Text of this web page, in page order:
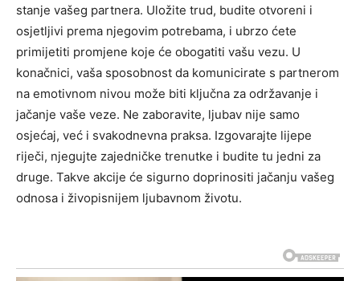
stanje vašeg partnera. Uložite trud, budite otvoreni i
osjetljivi prema njegovim potrebama, i ubrzo ćete
primijetiti promjene koje će obogatiti vašu vezu. U
konačnici, vaša sposobnost da komunicirate s partnerom
na emotivnom nivou može biti ključna za održavanje i
jačanje vaše veze. Ne zaboravite, ljubav nije samo
osjećaj, već i svakodnevna praksa. Izgovarajte lijepe
riječi, njegujte zajedničke trenutke i budite tu jedni za
druge. Takve akcije će sigurno doprinositi jačanju vašeg
odnosa i živopisnijem ljubavnom životu.